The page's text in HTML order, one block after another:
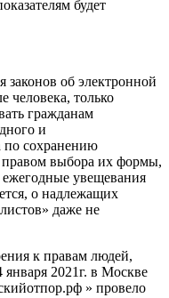
будет
законов об электронной
человека, только
гражданам
и
по сохранению
правом выбора их формы,
ежегодные увещевания
о надлежащих
даже не
к правам людей,
2021г. в Москве
» провело